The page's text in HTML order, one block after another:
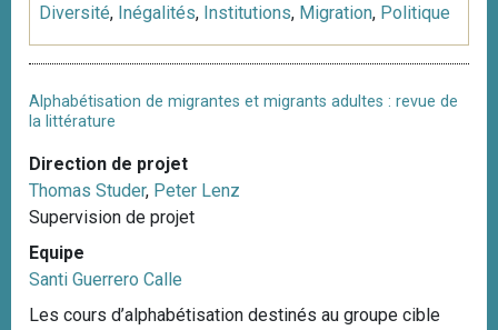
Diversité, Inégalités, Institutions, Migration, Politique
Alphabétisation de migrantes et migrants adultes : revue de
la littérature
Direction de projet
Thomas Studer, Peter Lenz
Supervision de projet
Equipe
Santi Guerrero Calle
Les cours d’alphabétisation destinés au groupe cible